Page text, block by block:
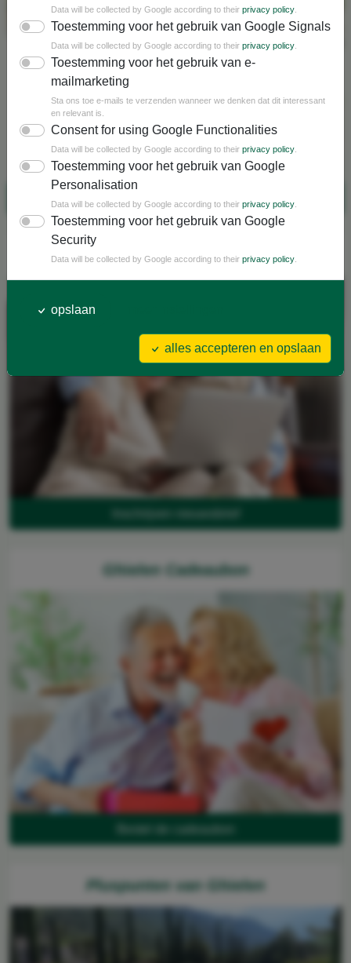
Lees vakantieverhalen
Nieuwsbrief
Ghielen Cadeaubon
Pluspunten van Ghielen
Data will be collected by Google according to their privacy policy
Toestemming voor het gebruik van Google Signals
Data will be collected by Google according to their privacy policy
Toestemming voor het gebruik van e-
mailmarketing
Sta ons toe e-mails te verzenden wanneer we denken dat dit interessant
en relevant is.
Consent for using Google Functionalities
Data will be collected by Google according to their privacy policy
Toestemming voor het gebruik van Google
Personalisation
Data will be collected by Google according to their privacy policy
Toestemming voor het gebruik van Google
Security
Data will be collected by Google according to their privacy policy
opslaan
alles accepteren en opslaan